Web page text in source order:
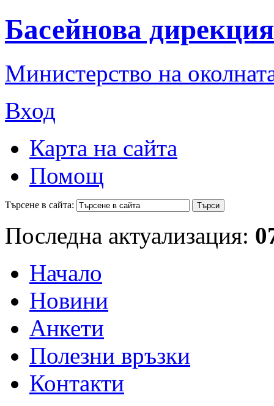
Басейнова
Министерство на
Вход
Карта на сайта
Помощ
Търсене в сайта:
Последна актуализация:
Начало
Новини
Анкети
Полезни връзки
Контакти